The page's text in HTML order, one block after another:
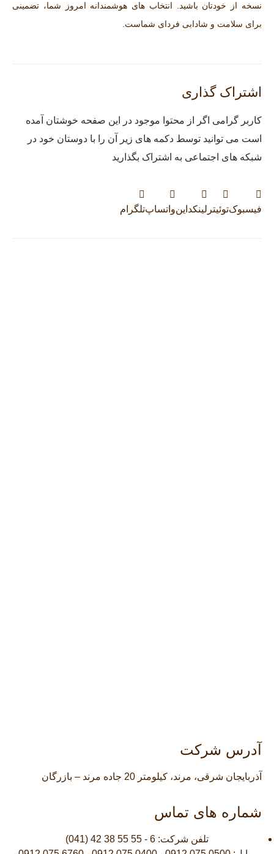
نسخه از خودتان باشید. انتخاب ‌های هوشمندانه امروز شما، تضمینی
برای سلامت و شادابی فردای شماست.
اشتراک گذاری
کاربر گرامی اگر از محتوا موجود در این صفحه خوشتان آمده
است می توانید توسط دکمه های زیر آن را با دوستان خود در
شبکه های اجتماعی به اشتراک بگذارید
فیسبوکتوئیتر لینکداینواتساپتلگرام
آدرس شرکت
آذربایجان شرقی، مرند، کیلومتر 20 جاده مرند – بازرگان
شماره های تماس
تلفن شرکت: 6 - 55 55 38 42 (041)